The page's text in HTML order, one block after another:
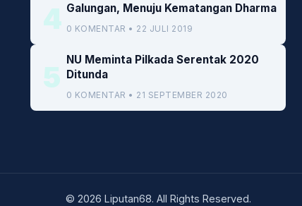
4 Galungan, Menuju Kematangan Dharma
0 KOMENTAR • 22 JULI 2019
5
NU Meminta Pilkada Serentak 2020
Ditunda
0 KOMENTAR • 21 SEPTEMBER 2020
© 2026 Liputan68. All Rights Reserved.